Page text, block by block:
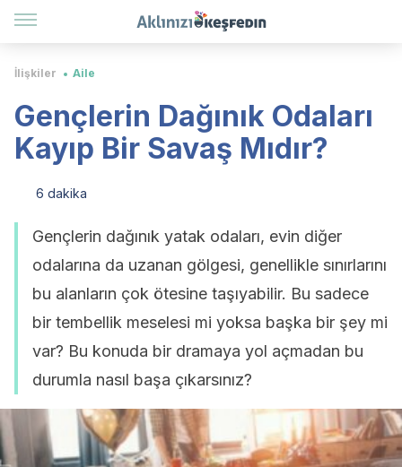
İlişkiler Aile
Gençlerin Dağınık Odaları
Kayıp Bir Savaş Mıdır?
6 dakika
Gençlerin dağınık yatak odaları, evin diğer
odalarına da uzanan gölgesi, genellikle sınırlarını
bu alanların çok ötesine taşıyabilir. Bu sadece
bir tembellik meselesi mi yoksa başka bir şey mi
var? Bu konuda bir dramaya yol açmadan bu
durumla nasıl başa çıkarsınız?